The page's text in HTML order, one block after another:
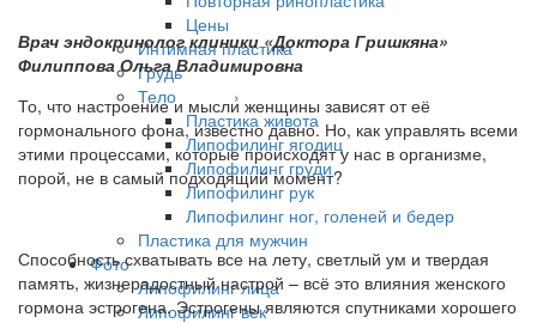
Цены
Интимная пластика
Грудь
Тело ›
Пластика живота
Липофилинг ягодиц
Липофилинг груди
Липофилинг рук
Липофилинг ног, голеней и бедер
Пластика для мужчин
Фото
Липофилинг лица
Липофилинг век
Врач эндокринолог клиники «Доктора Гришкяна»
Филиппова Ольга Владимировна
То, что настроение и мысли женщины зависят от её
гормонального фона, известно давно. Но, как управлять всеми
этими процессами, которые происходят у нас в организме,
порой, не в самый подходящий момент?
Способность схватывать все на лету, светлый ум и твердая
память, жизнерадостный настрой – всё это влияния женского
гормона эстрогена. Эстрогены являются спутниками хорошего